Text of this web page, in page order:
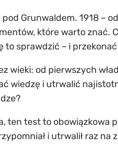
Grunwaldem. 1918 –
które warto
to sprawdzić – i
wieki: od pierwszych
wiedzę i utrwalić
ten test to obowiązkowa
i utrwalił raz na